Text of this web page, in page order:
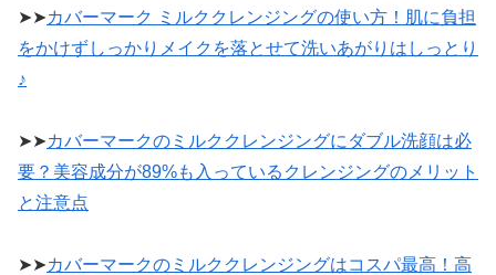
➤➤カバーマーク ミルククレンジングの使い方！肌に負担
をかけずしっかりメイクを落とせて洗いあがりはしっとり
♪
➤➤カバーマークのミルククレンジングにダブル洗顔は必
要？美容成分が89%も入っているクレンジングのメリット
と注意点
➤➤カバーマークのミルククレンジングはコスパ最高！高